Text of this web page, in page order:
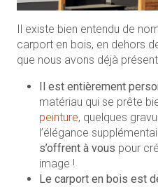
Il existe bien entendu de
carport en bois, en dehors
que nous avons déjà
Il est entièrement
matériau qui se prête
peinture, quelques
l’élégance
s’offrent à vous pour
image !
Le carport en bois est